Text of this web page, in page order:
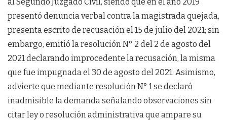
presentó denuncia verbal contra la magistrada quejada,
presenta escrito de recusación el 15 de julio del 2021; sin
embargo, emitió la resolución N° 2 del 2 de agosto del
2021 declarando improcedente la recusación, la misma
que fue impugnada el 30 de agosto del 2021. Asimismo,
advierte que mediante resolución N° 1 se declaró
inadmisible la demanda señalando observaciones sin
citar ley o resolución administrativa que ampare su